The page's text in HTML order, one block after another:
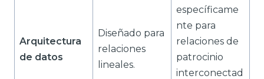
Arquitectura
de datos
Diseñado para
relaciones
lineales.
específicame
nte para
relaciones de
patrocinio
interconectad